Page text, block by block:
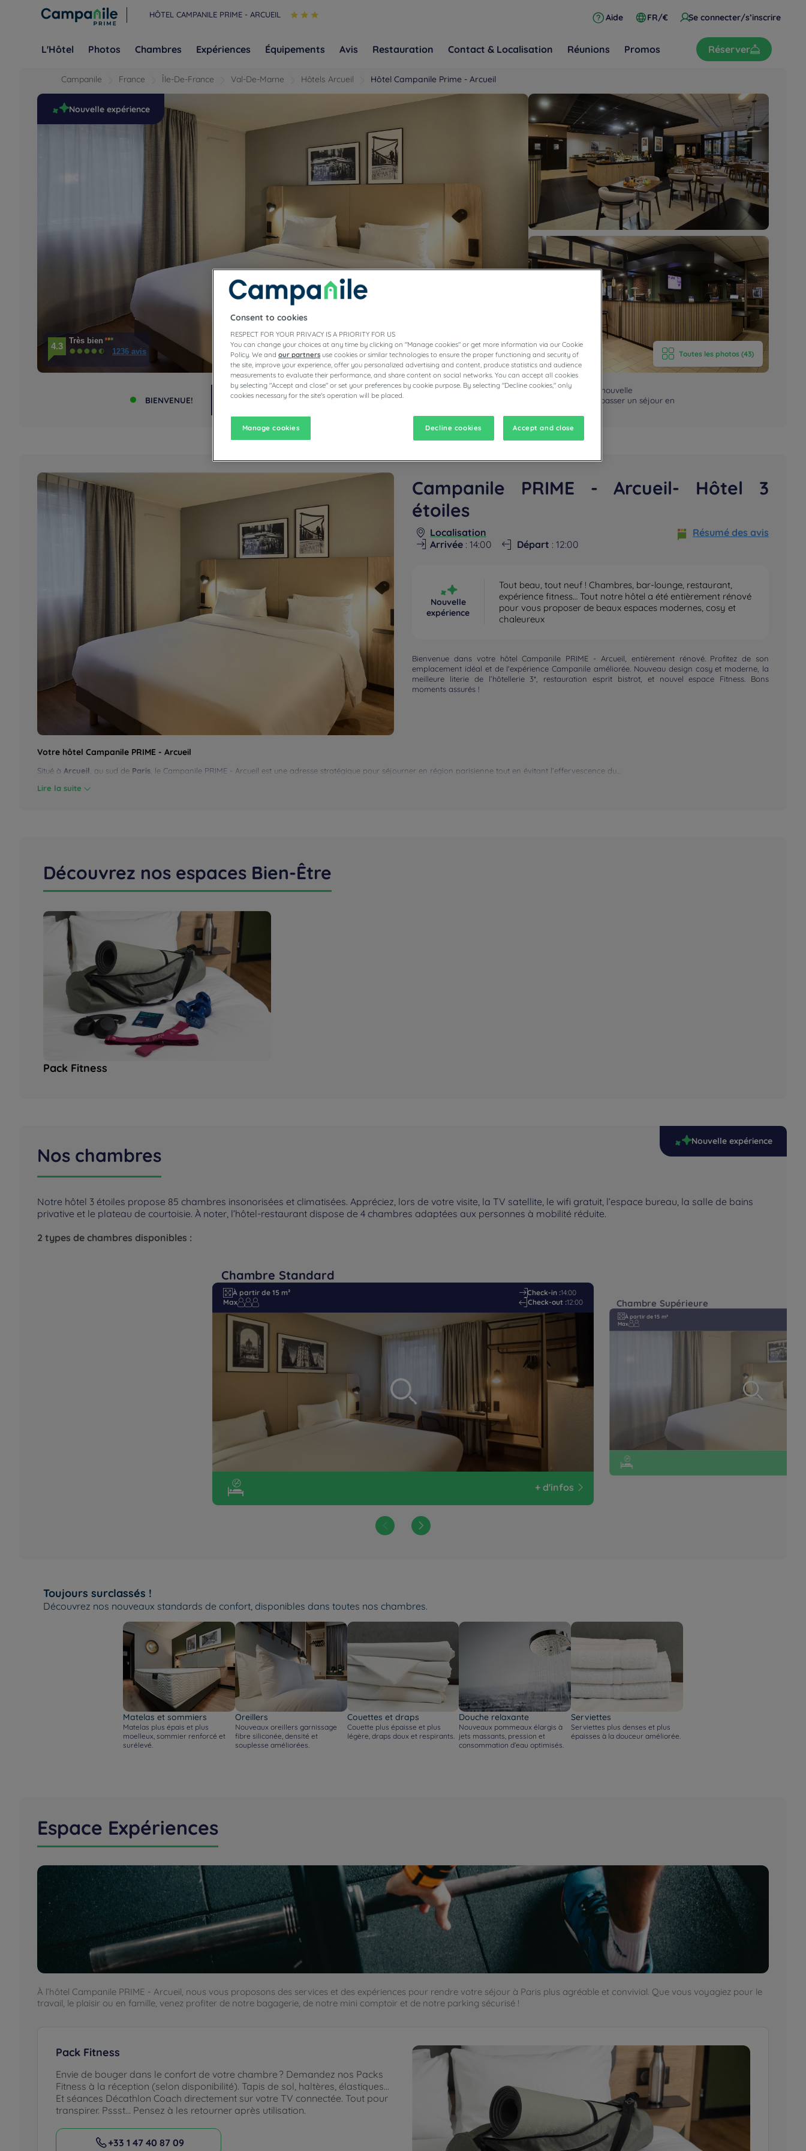
HÔTEL CAMPANILE PRIME - ARCUEIL Aide FR/€ Se connecter/s’inscrire
L'Hôtel Photos Chambres Expériences Équipements Avis Restauration Contact & Localisation Réunions Promos Réserver
Campanile France Île-De-France Val-De-Marne Hôtels Arcueil Hôtel Campanile Prime - Arcueil
Toutes les photos (43)
4.3
Très bien
1236 avis
Nouvelle expérience
BIENVENUE!
Votre hôtel affiche désormais fièrement le label Campanile PRIME. Avec nos beaux designs, notre nouvelle
restauration esprit bistrot, nos services connectés et notre nouvelle expérience fitness, vous allez passer un séjour en
Campanile PRIME - Arcueil- Hôtel 3
étoiles
Localisation
Résumé des avis
Arrivée : 14:00 Départ : 12:00
Nouvelle
expérience
Tout beau, tout neuf ! Chambres, bar-lounge, restaurant,
expérience fitness… Tout notre hôtel a été entièrement rénové
pour vous proposer de beaux espaces modernes, cosy et
chaleureux
Bienvenue dans votre hôtel Campanile PRIME - Arcueil, entièrement rénové. Profitez de son
emplacement idéal et de l'expérience Campanile améliorée. Nouveau design cosy et moderne, la
meilleure literie de l’hôtellerie 3*, restauration esprit bistrot, et nouvel espace Fitness. Bons
moments assurés !
Votre hôtel Campanile PRIME - Arcueil
Situé à Arcueil , au sud de Paris , le Campanile PRIME - Arcueil est une adresse stratégique pour séjourner en région parisienne tout en évitant l’effervescence du...
Lire la suite
Découvrez nos espaces Bien-Être
Pack Fitness
Nouvelle expérience
Nos chambres
Notre hôtel 3 étoiles propose 85 chambres insonorisées et climatisées. Appréciez, lors de votre visite, la TV satellite, le wifi gratuit, l’espace bureau, la salle de bains
privative et le plateau de courtoisie. À noter, l’hôtel-restaurant dispose de 4 chambres adaptées aux personnes à mobilité réduite.
2 types de chambres disponibles :
Chambre Standard
À partir de 15 m²
Max
Check-in :14:00
Check-out :12:00
+ d'infos
Chambre Supérieure
À partir de 15 m²
Max
Toujours surclassés !
Découvrez nos nouveaux standards de confort, disponibles dans toutes nos chambres.
Matelas et sommiers
Matelas plus épais et plus
moelleux, sommier renforcé et
surélevé.
Oreillers
Nouveaux oreillers garnissage
fibre siliconée, densité et
souplesse améliorées.
Couettes et draps
Couette plus épaisse et plus
légère, draps doux et respirants.
Douche relaxante
Nouveaux pommeaux élargis à
jets massants, pression et
consommation d’eau optimisés.
Serviettes
Serviettes plus denses et plus
épaisses à la douceur améliorée.
Espace Expériences
À l’hôtel Campanile PRIME - Arcueil, nous vous proposons des services et des expériences pour rendre votre séjour à Paris plus agréable et convivial. Que vous voyagiez pour le
travail, le plaisir ou en famille, venez profiter de notre bagagerie, de notre mini comptoir et de notre parking sécurisé !
Pack Fitness
Envie de bouger dans le confort de votre chambre ? Demandez nos Packs
Fitness à la réception (selon disponibilité). Tapis de sol, haltères, élastiques…
Et séances Décathlon Coach directement sur votre TV connectée. Tout pour
transpirer. Pssst… Pensez à les retourner après utilisation.
+33 1 47 40 87 09
Consent to cookies
RESPECT FOR YOUR PRIVACY IS A PRIORITY FOR US
You can change your choices at any time by clicking on "Manage cookies" or get more information via our Cookie
Policy. We and our partners use cookies or similar technologies to ensure the proper functioning and security of
the site, improve your experience, offer you personalized advertising and content, produce statistics and audience
measurements to evaluate their performance, and share content on social networks. You can accept all cookies
by selecting "Accept and close" or set your preferences by cookie purpose. By selecting "Decline cookies," only
cookies necessary for the site's operation will be placed.
Manage cookies Decline cookies Accept and close